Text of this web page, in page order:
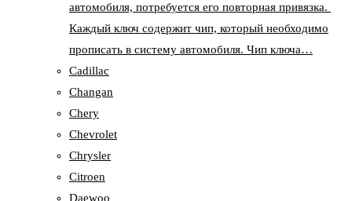
автомобиля, потребуется его повторная привязка.
Каждый ключ содержит чип, который необходимо
прописать в систему автомобиля. Чип ключа…
Cadillac
Changan
Chery
Chevrolet
Chrysler
Citroen
Daewoo